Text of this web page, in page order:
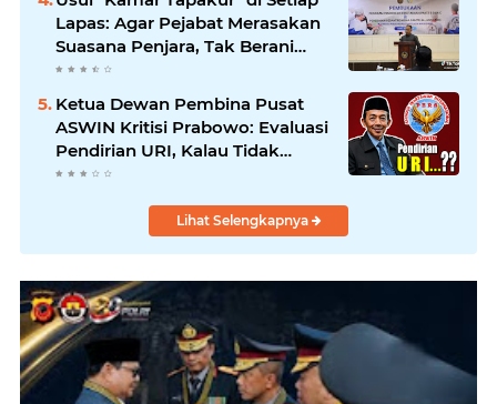
Oknum
Lapas: Agar Pejabat Merasakan
Suasana Penjara, Tak Berani
Korupsi dan Menyalahgunakan
Ketua Dewan Pembina Pusat
ASWIN Kritisi Prabowo: Evaluasi
Pendirian URI, Kalau Tidak
Mendesak Sebaiknya
Lihat Selengkapnya